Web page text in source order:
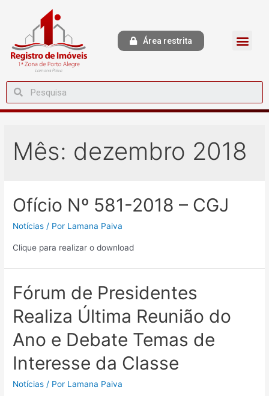
Área restrita
Mês: dezembro 2018
Ofício Nº 581-2018 – CGJ
Notícias / Por Lamana Paiva
Clique para realizar o download
Fórum de Presidentes
Realiza Última Reunião do
Ano e Debate Temas de
Interesse da Classe
Notícias / Por Lamana Paiva